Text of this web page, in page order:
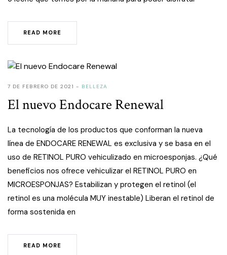
READ MORE
7 DE FEBRERO DE 2021 BELLEZA
El nuevo Endocare Renewal
La tecnología de los productos que conforman la nueva
línea de ENDOCARE RENEWAL es exclusiva y se basa en el
uso de RETINOL PURO vehiculizado en microesponjas. ¿Qué
beneficios nos ofrece vehiculizar el RETINOL PURO en
MICROESPONJAS? Estabilizan y protegen el retinol (el
retinol es una molécula MUY inestable) Liberan el retinol de
forma sostenida en
READ MORE